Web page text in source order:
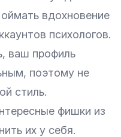
вдохновение
психологов.
ваш профиль
поэтому не
стиль.
фишки из
их у себя.